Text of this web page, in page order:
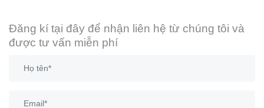
Đăng kí tại đây để nhận liên hệ từ chúng tôi và
được tư vấn miễn phí